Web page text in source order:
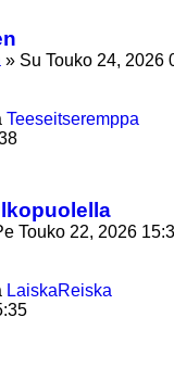
» Su Touko 24, 2026
Teeseitseremppa
Touko 22, 2026
LaiskaReiska